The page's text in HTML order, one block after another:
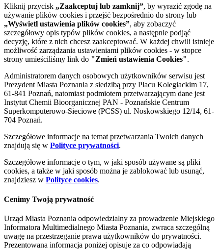
Kliknij przycisk „Zaakceptuj lub zamknij”, by wyrazić zgodę na
używanie plików cookies i przejść bezpośrednio do strony lub
„Wyświetl ustawienia plików cookies”, aby zobaczyć
szczegółowy opis typów plików cookies, a następnie podjąć
decyzję, które z nich chcesz zaakceptować. W każdej chwili istnieje
możliwość zarządzania ustawieniami plików cookies - w stopce
strony umieściliśmy link do "Zmień ustawienia Cookies".
Administratorem danych osobowych użytkowników serwisu jest
Prezydent Miasta Poznania z siedzibą przy Placu Kolegiackim 17,
61-841 Poznań, natomiast podmiotem przetwarzającym dane jest
Instytut Chemii Bioorganicznej PAN - Poznańskie Centrum
Superkomputerowo-Sieciowe (PCSS) ul. Noskowskiego 12/14, 61-
704 Poznań.
Szczegółowe informacje na temat przetwarzania Twoich danych
znajdują się w Polityce prywatności.
Szczegółowe informacje o tym, w jaki sposób używane są pliki
cookies, a także w jaki sposób można je zablokować lub usunąć,
znajdziesz w Polityce cookies.
Cenimy Twoją prywatność
Urząd Miasta Poznania odpowiedzialny za prowadzenie Miejskiego
Informatora Multimedialnego Miasta Poznania, zwraca szczególną
uwagę na przestrzeganie prawa użytkowników do prywatności.
Prezentowana informacja poniżej opisuje za co odpowiadają